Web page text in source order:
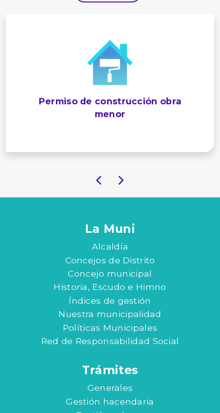
Permiso de construcción obra
menor
La Muni
Alcaldía
Concejos de Distrito
Concejo municipal
Historia, Escudo e Himno
Índices de gestión
Nuestra municipalidad
Políticas Municipales
Red de Responsabilidad Social
Trámites
Generales
Gestión hacendaria